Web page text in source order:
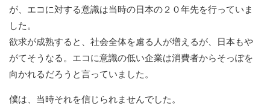
が、エコに対する意識は当時の日本の２０年先を行っていま
した。
欲求が成熟すると、社会全体を慮る人が増えるが、日本もや
がてそうなる。エコに意識の低い企業は消費者からそっぽを
向かれるだろうと言っていました。
僕は、当時それを信じられませんでした。